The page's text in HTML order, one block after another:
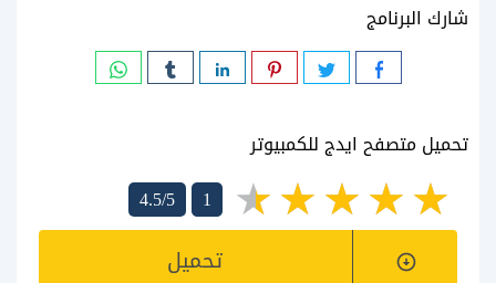
شارك البرنامج
تحميل متصفح ايدج للكمبيوتر
4.5/5
1
تحميل